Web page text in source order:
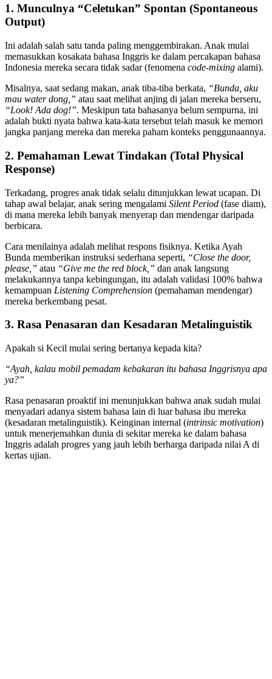
1. Munculnya “Celetukan” Spontan (Spontaneous
Output)
Ini adalah salah satu tanda paling menggembirakan. Anak mulai
memasukkan kosakata bahasa Inggris ke dalam percakapan bahasa
Indonesia mereka secara tidak sadar (fenomena code-mixing alami).
Misalnya, saat sedang makan, anak tiba-tiba berkata, “Bunda, aku
mau water dong,” atau saat melihat anjing di jalan mereka berseru,
“Look! Ada dog!”. Meskipun tata bahasanya belum sempurna, ini
adalah bukti nyata bahwa kata-kata tersebut telah masuk ke memori
jangka panjang mereka dan mereka paham konteks penggunaannya.
2. Pemahaman Lewat Tindakan (Total Physical
Response)
Terkadang, progres anak tidak selalu ditunjukkan lewat ucapan. Di
tahap awal belajar, anak sering mengalami Silent Period (fase diam),
di mana mereka lebih banyak menyerap dan mendengar daripada
berbicara.
Cara menilainya adalah melihat respons fisiknya. Ketika Ayah
Bunda memberikan instruksi sederhana seperti, “Close the door,
please,” atau “Give me the red block,” dan anak langsung
melakukannya tanpa kebingungan, itu adalah validasi 100% bahwa
kemampuan Listening Comprehension (pemahaman mendengar)
mereka berkembang pesat.
3. Rasa Penasaran dan Kesadaran Metalinguistik
Apakah si Kecil mulai sering bertanya kepada kita?
“Ayah, kalau mobil pemadam kebakaran itu bahasa Inggrisnya apa
ya?”
Rasa penasaran proaktif ini menunjukkan bahwa anak sudah mulai
menyadari adanya sistem bahasa lain di luar bahasa ibu mereka
(kesadaran metalinguistik). Keinginan internal (intrinsic motivation)
untuk menerjemahkan dunia di sekitar mereka ke dalam bahasa
Inggris adalah progres yang jauh lebih berharga daripada nilai A di
kertas ujian.